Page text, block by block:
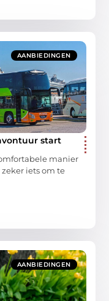
AANBIEDINGEN
start
manier
iets om te
AANBIEDINGEN